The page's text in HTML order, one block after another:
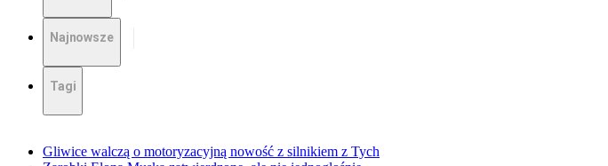
Najnowsze
Tagi
Gliwice walczą o motoryzacyjną nowość z silnikiem z Tych